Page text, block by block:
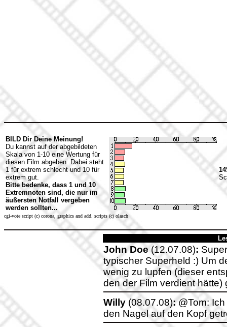
BILD Dir Deine Meinung!
Du kannst auf der abgebildeten
Skala von 1-10 eine Wertung für
diesen Film abgeben. Dabei steht
1 für extrem schlecht und 10 für
extrem gut.
Bitte bedenke, dass 1 und 10
Extremnoten sind, die nur im
äußersten Notfall vergeben
werden sollten...
cgi-vote script (c) corona, graphics and add. scripts (c) olasch
John Doe (12.07.08):
typischer Superheld :) Um
wenig zu lupfen (dieser
den der Film verdient hätte)
Willy (08.07.08):@Tom: Ich
den Nagel auf den Kopf